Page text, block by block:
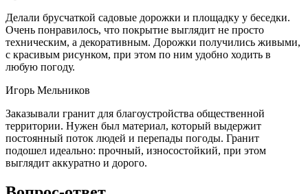
Делали брусчаткой садовые дорожки и площадку у беседки.
Очень понравилось, что покрытие выглядит не просто
техническим, а декоративным. Дорожки получились живыми,
с красивым рисунком, при этом по ним удобно ходить в
любую погоду.
Игорь Мельников
Заказывали гранит для благоустройства общественной
территории. Нужен был материал, который выдержит
постоянный поток людей и перепады погоды. Гранит
подошел идеально: прочный, износостойкий, при этом
выглядит аккуратно и дорого.